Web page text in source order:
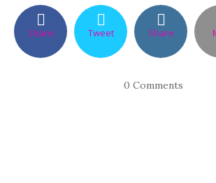
Share Tweet Share
0 Comments